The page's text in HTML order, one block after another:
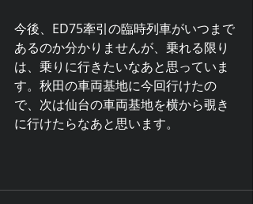
今後、ED75牽引の臨時列車がいつまで
あるのか分かりませんが、乗れる限り
は、乗りに行きたいなあと思っていま
す。秋田の車両基地に今回行けたの
で、次は仙台の車両基地を横から覗き
に行けたらなあと思います。